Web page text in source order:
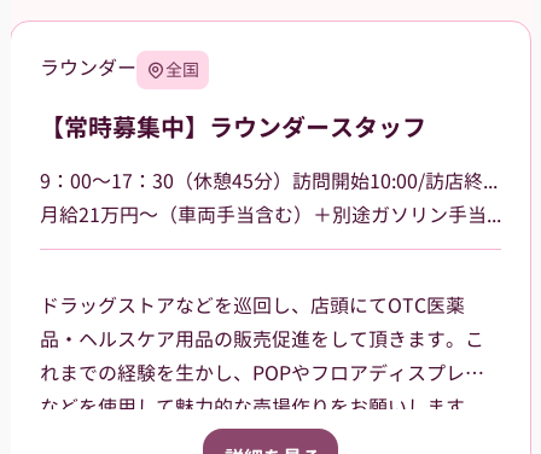
和歌山市を中心に一部有田市、
す。
ラウンダー 全国
【常時募集中】ラウンダースタッフ
9：00～17：30（休憩45分）訪問開始10:00/訪店終了17:00
月給21万円～（車両手当含む）＋別途ガソリン手当支給 その他手当あり
ドラッグストアなどを巡回し、店頭にてOTC医薬
品・ヘルスケア用品の販売促進をして頂きます。こ
れまでの経験を生かし、POPやフロアディスプレイ
などを使用して魅力的な売場作りをお願いします。
また、商品や稼働に関する研修などは、事前に担当